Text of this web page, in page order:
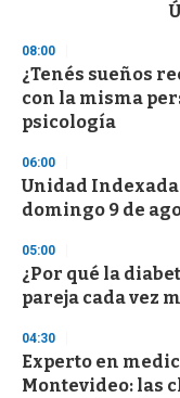
d
s
o
f
3
s
e
c
o
d
08:00
¿Tenés sueños
con la misma
psicología
06:00
Unidad Indexada
domingo 9 de
05:00
¿Por qué la
pareja cada vez
04:30
Experto en
Montevideo: las